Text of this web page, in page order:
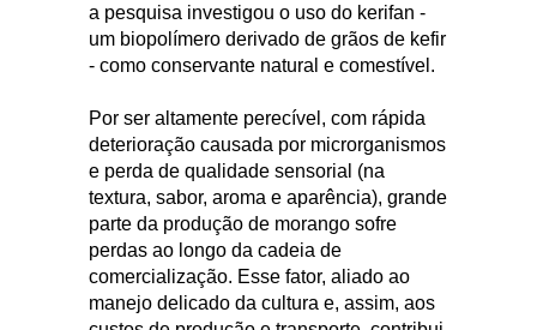
a pesquisa investigou o uso do kerifan -
um biopolímero derivado de grãos de kefir
- como conservante natural e comestível.
Por ser altamente perecível, com rápida
deterioração causada por microrganismos
e perda de qualidade sensorial (na
textura, sabor, aroma e aparência), grande
parte da produção de morango sofre
perdas ao longo da cadeia de
comercialização. Esse fator, aliado ao
manejo delicado da cultura e, assim, aos